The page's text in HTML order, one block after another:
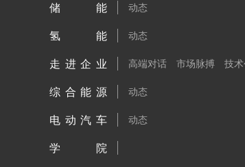
储能 动态
氢能 动态
走进企业 高端对话 市场脉搏 技
综合能源 动态
电动汽车 动态
学院